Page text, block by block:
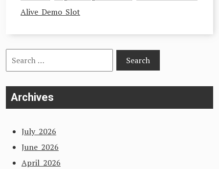
Alive Demo Slot
Search
for:
Archives
July 2026
June 2026
April 2026